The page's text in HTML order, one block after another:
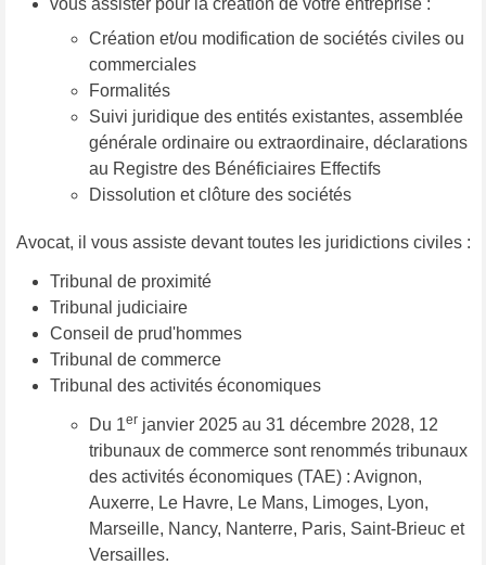
Création et/ou modification de sociétés civiles ou
commerciales
Formalités
Suivi juridique des entités existantes, assemblée
générale ordinaire ou extraordinaire, déclarations
au Registre des Bénéficiaires Effectifs
Dissolution et clôture des sociétés
Avocat, il vous assiste devant toutes les juridictions civiles :
Tribunal de proximité
Tribunal judiciaire
Conseil de prud'hommes
Tribunal de commerce
Tribunal des activités économiques
Du 1er janvier 2025 au 31 décembre 2028, 12
tribunaux de commerce sont renommés tribunaux
des activités économiques (TAE) : Avignon,
Auxerre, Le Havre, Le Mans, Limoges, Lyon,
Marseille, Nancy, Nanterre, Paris, Saint-Brieuc et
Versailles.